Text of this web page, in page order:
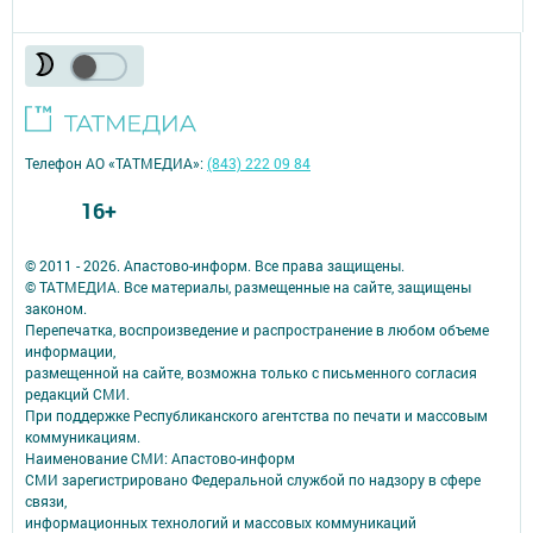
© 2011 - 2026. Апастово-информ. Все права защищены.
© ТАТМЕДИА. Все материалы, размещенные на сайте, защищены
законом.
Перепечатка, воспроизведение и распространение в любом объеме
информации,
размещенной на сайте, возможна только с письменного согласия
редакций СМИ.
При поддержке Республиканского агентства по печати и массовым
коммуникациям.
Наименование СМИ: Апастово-информ
СМИ зарегистрировано Федеральной службой по надзору в сфере
связи,
информационных технологий и массовых коммуникаций
Телефон АО «ТАТМЕДИА»:(843) 222 09 84
16+